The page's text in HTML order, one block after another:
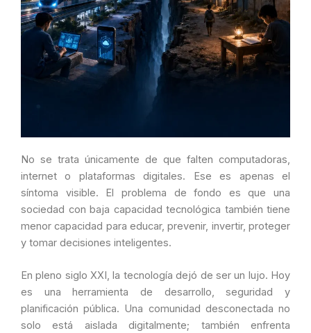
No se trata únicamente de que falten computadoras,
internet o plataformas digitales. Ese es apenas el
síntoma visible. El problema de fondo es que una
sociedad con baja capacidad tecnológica también tiene
menor capacidad para educar, prevenir, invertir, proteger
y tomar decisiones inteligentes.
En pleno siglo XXI, la tecnología dejó de ser un lujo. Hoy
es una herramienta de desarrollo, seguridad y
planificación pública. Una comunidad desconectada no
solo está aislada digitalmente; también enfrenta